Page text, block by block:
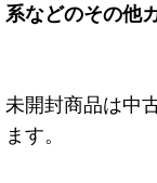
系などのその他
未開封商品は中
ます。